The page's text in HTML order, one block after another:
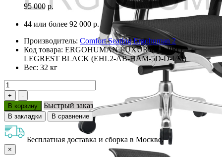
95 000 р.
44 или более 92 000 р.
Производитель: Comfort Seating Ergohuman 2
Код товара: ERGOHUMAN LUXURY G2 PRO
LEGREST BLACK (EHL2-AB-HAM-5D-D-LM)
Вес: 32 кг
В корзину Быстрый заказ
В закладки В сравнение
Бесплатная доставка и сборка в Москве.
×